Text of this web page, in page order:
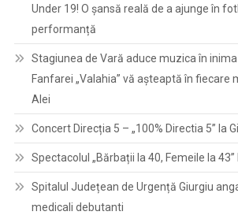
Under 19! O șansă reală de a ajunge în
performanță
Stagiunea de Vară aduce muzica în
Fanfarei „Valahia” vă așteaptă în fiecare
Alei
Concert Direcția 5 – „100% Directia 5” la
Spectacolul „Bărbații la 40, Femeile la 43”
Spitalul Județean de Urgență Giurgiu
medicali debutanti